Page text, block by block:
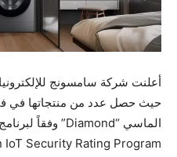
أعلنت شركة سامسونج
حيث حصل عدد من منتجاتها في